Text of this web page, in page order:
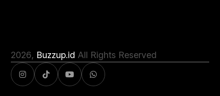
2026, Buzzup.id All Rights Reserved